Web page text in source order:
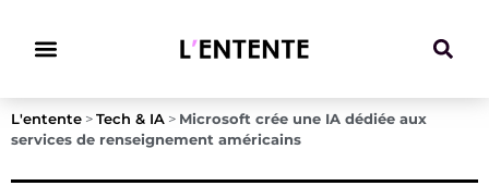
L'entente > Tech & IA > Microsoft crée une IA dédiée aux
services de renseignement américains